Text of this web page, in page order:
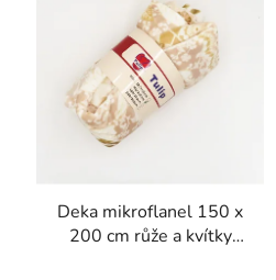
Deka mikroflanel 150 x
200 cm růže a kvítky